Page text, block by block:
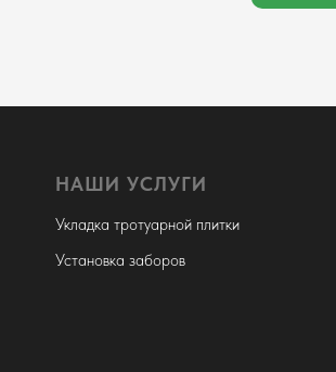
НАШИ УСЛУГИ
Укладка тротуарной плитки
Установка заборов